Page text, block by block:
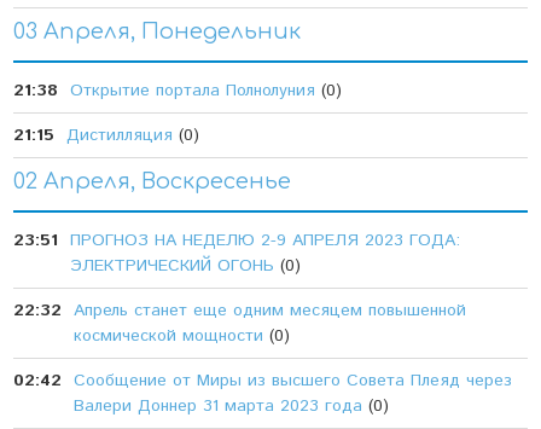
03 Апреля, Понедельник
21:38 Открытие портала Полнолуния (0)
21:15 Дистилляция (0)
02 Апреля, Воскресенье
23:51 ПРОГНОЗ НА НЕДЕЛЮ 2-9 АПРЕЛЯ 2023 ГОДА:
ЭЛЕКТРИЧЕСКИЙ ОГОНЬ (0)
22:32 Апрель станет еще одним месяцем повышенной
космической мощности (0)
02:42 Сообщение от Миры из высшего Совета Плеяд через
Валери Доннер 31 марта 2023 года (0)